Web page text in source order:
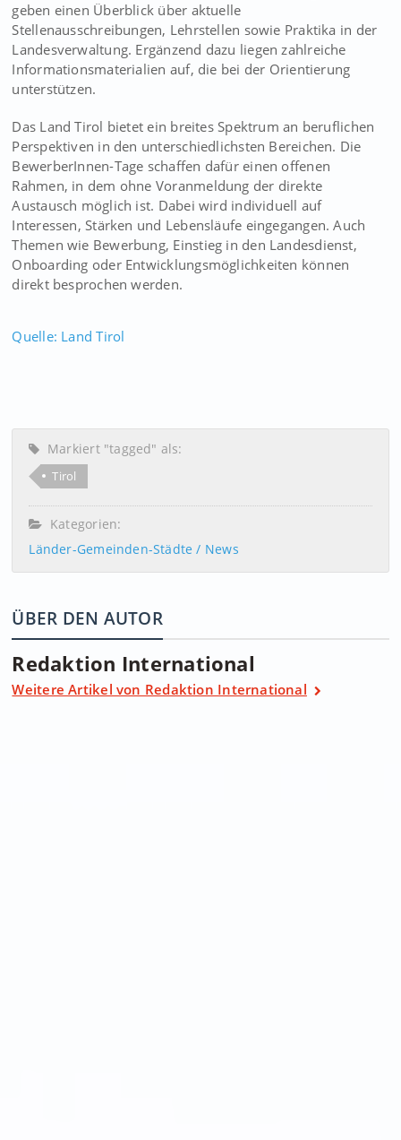
geben einen Überblick über aktuelle
Stellenausschreibungen, Lehrstellen sowie Praktika in der
Landesverwaltung. Ergänzend dazu liegen zahlreiche
Informationsmaterialien auf, die bei der Orientierung
unterstützen.
Das Land Tirol bietet ein breites Spektrum an beruflichen
Perspektiven in den unterschiedlichsten Bereichen. Die
BewerberInnen-Tage schaffen dafür einen offenen
Rahmen, in dem ohne Voranmeldung der direkte
Austausch möglich ist. Dabei wird individuell auf
Interessen, Stärken und Lebensläufe eingegangen. Auch
Themen wie Bewerbung, Einstieg in den Landesdienst,
Onboarding oder Entwicklungsmöglichkeiten können
direkt besprochen werden.
Quelle: Land Tirol
Markiert "tagged" als:
Tirol
Kategorien:
Länder-Gemeinden-Städte / News
ÜBER DEN AUTOR
Redaktion International
Weitere Artikel von Redaktion International